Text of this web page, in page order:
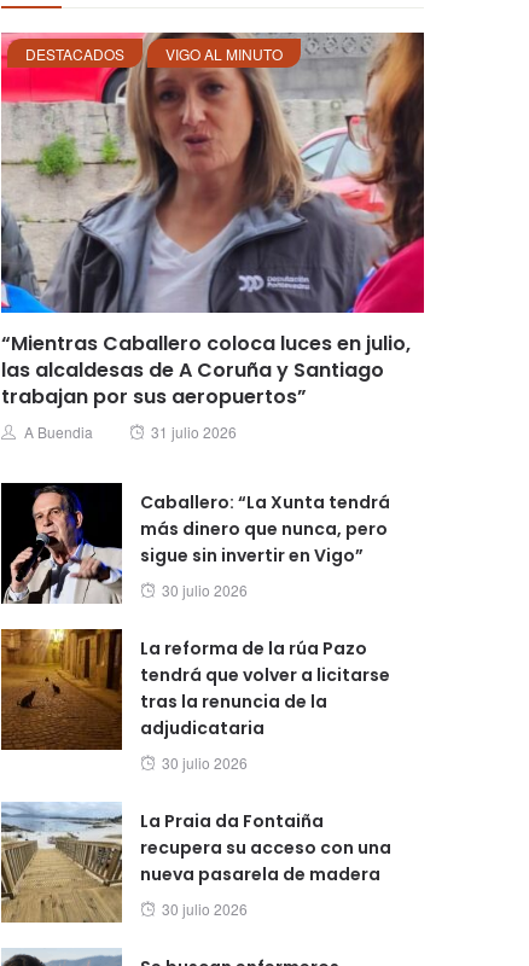
DESTACADOS VIGO AL MINUTO
“Mientras Caballero coloca luces en julio,
las alcaldesas de A Coruña y Santiago
trabajan por sus aeropuertos”
Author
A Buendia
Posted
31 julio 2026
Caballero: “La Xunta tendrá
más dinero que nunca, pero
sigue sin invertir en Vigo”
Posted
30 julio 2026
La reforma de la rúa Pazo
tendrá que volver a licitarse
tras la renuncia de la
adjudicataria
Posted
30 julio 2026
La Praia da Fontaiña
recupera su acceso con una
nueva pasarela de madera
Posted
30 julio 2026